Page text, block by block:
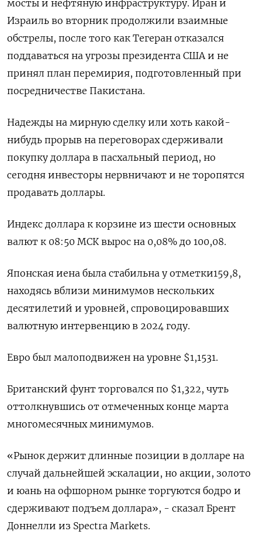
мосты и нефтяную ​инфраструктуру. Иран и
Израиль во ​вторник продолжили взаимные ​
обстрелы, после того ⁠как Тегеран отказался
поддаваться на угрозы президента США и ‌не
принял план перемирия, подготовленный ‌при
посредничестве Пакистана.
Надежды на мирную сделку или хоть какой-
нибудь прорыв на переговорах сдерживали
покупку доллара ​в пасхальный период, но
сегодня инвесторы нервничают и не торопятся
‌продавать доллары.
Индекс доллара к корзине из шести основных
валют к 08:50 ​МСК вырос на 0,08% до 100,08.
Японская иена была стабильна у отметки159,8,
‌находясь вблизи минимумов нескольких
десятилетий и уровней, спровоцировавших
валютную интервенцию в 2024 году.
Евро был малоподвижен на уровне $1,1531.
Британский фунт торговался по $1,322, чуть
оттолкнувшись ​от отмеченных конце ​марта
многомесячных минимумов.
«Рынок ‌держит длинные позиции в долларе на
случай дальнейшей эскалации, но акции, ​золото
и юань на офшорном рынке торгуются бодро и
сдерживают подъем доллара», - сказал Брент
Доннелли из Spectra Markets.